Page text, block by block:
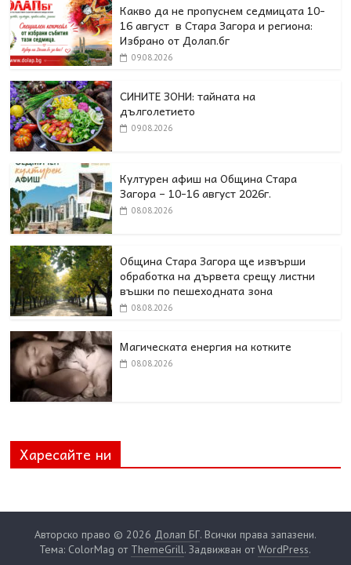
Какво да не пропуснем седмицата 10-
16 август в Стара Загора и региона:
Избрано от Долап.бг
09.08.2026
СИНИТЕ ЗОНИ: тайната на
дълголетието
09.08.2026
Културен афиш на Община Стара
Загора – 10-16 август 2026г.
08.08.2026
Община Стара Загора ще извърши
обработка на дървета срещу листни
въшки по пешеходната зона
08.08.2026
Магическата енергия на котките
08.08.2026
Харесайте ни
Авторско право © 2026 Долап БГ. Всички права запазени.
Тема: ColorMag от ThemeGrill. Задвижван отWordPress.